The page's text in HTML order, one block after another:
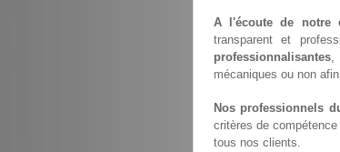
A l'écoute de notre
transparent et
professionnalisantes,
mécaniques ou non
Nos professionnels
critères de
tous nos clients.